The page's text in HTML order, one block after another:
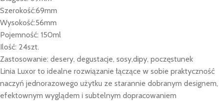
Szerokość:69mm
Wysokość:56mm
Pojemność: 150ml
Ilość: 24szt.
Zastosowanie: desery, degustacje, sosy,dipy, poczęstunek
Linia Luxor to idealne rozwiązanie łączące w sobie praktyczność
naczyń jednorazowego użytku ze starannie dobranym designem,
efektownym wyglądem i subtelnym dopracowaniem